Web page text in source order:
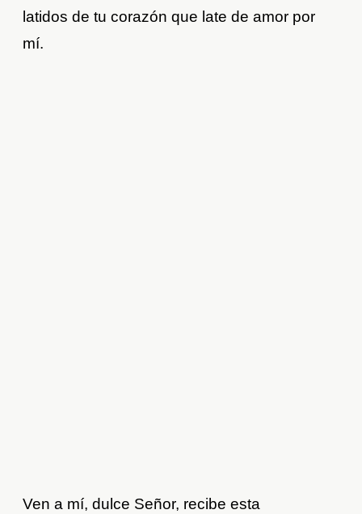
latidos de tu corazón que late de amor por
mí.
Ven a mí, dulce Señor, recibe esta